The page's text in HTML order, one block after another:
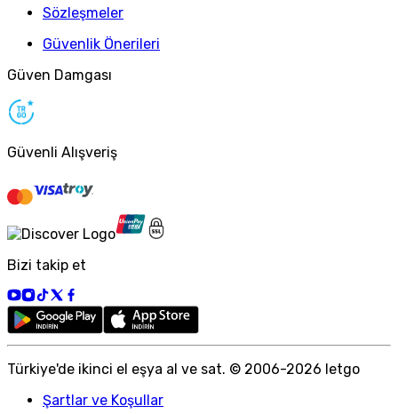
Sözleşmeler
Güvenlik Önerileri
Güven Damgası
Güvenli Alışveriş
Bizi takip et
Türkiye'de ikinci el eşya al ve sat. © 2006-2026 letgo
Şartlar ve Koşullar